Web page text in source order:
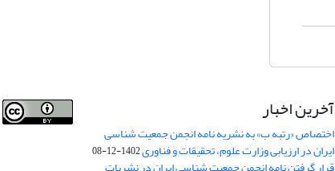
آخرین اخبار
اختصاص «رتبه ب» به نشریه نامه انجمن جمعیت شناسی
ایران در ارزیابی وزارت علوم، تحقیقات و فناوری1402-12-08